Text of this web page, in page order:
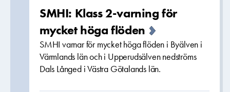
SMHI: Klass 2-varning för
mycket höga flöden
SMHI varnar för mycket höga flöden i Byälven i
Värmlands län och i Upperudsälven nedströms
Dals Långed i Västra Götalands län.